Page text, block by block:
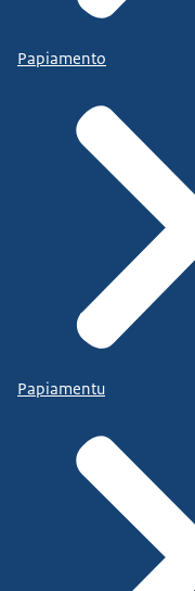
Papiamento
Papiamentu